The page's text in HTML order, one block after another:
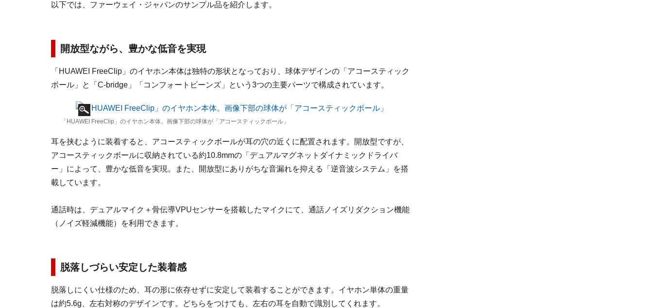
以下では、ファーウェイ・ジャパンのサンプル品を紹介します。
開放型ながら、豊かな低音を実現
「HUAWEI FreeClip」のイヤホン本体は独特の形状となっており、球体デザインの「アコースティック
ボール」と「C-bridge」「コンフォートビーンズ」という3つの主要パーツで構成されています。
「HUAWEI FreeClip」のイヤホン本体。画像下部の球体が「アコースティックボール」
耳を挟むように装着すると、アコースティックボールが耳の穴の近くに配置されます。開放型ですが、
アコースティックボールに収納されている約10.8mmの「デュアルマグネットダイナミックドライバ
ー」によって、豊かな低音を実現。また、開放型にありがちな音漏れを抑える「逆音波システム」を搭
載しています。
通話時は、デュアルマイク＋骨伝導VPUセンサーを搭載したマイクにて、通話ノイズリダクション機能
（ノイズ軽減機能）を利用できます。
脱落しづらい安定した装着感
脱落しにくい仕様のため、耳の形に依存せずに安定して装着することができます。イヤホン単体の重量
は約5.6g、左右対称のデザインです。どちらをつけても、左右の耳を自動で識別してくれます。